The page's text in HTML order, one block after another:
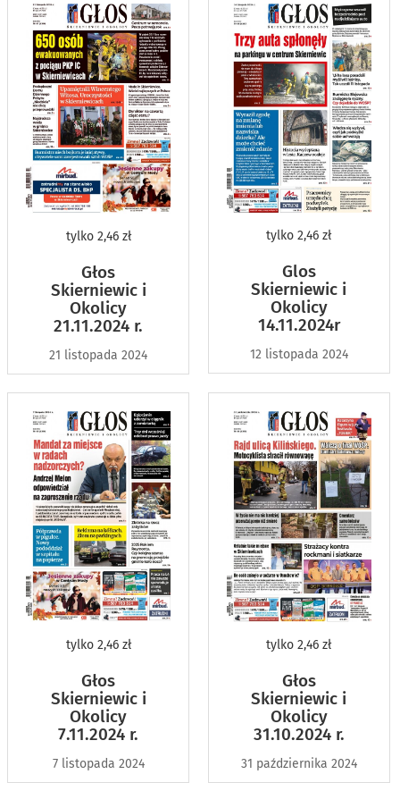
tylko2,46 zł
Głos
Skierniewic i
Okolicy
21.11.2024 r.
21 listopada 2024
tylko 2,46 zł
Glos
Skierniewic i
Okolicy
14.11.2024r
12 listopada 2024
tylko2,46 zł
Głos
Skierniewic i
Okolicy
7.11.2024 r.
7 listopada 2024
tylko 2,46 zł
Głos
Skierniewic i
Okolicy
31.10.2024 r.
31 października 2024